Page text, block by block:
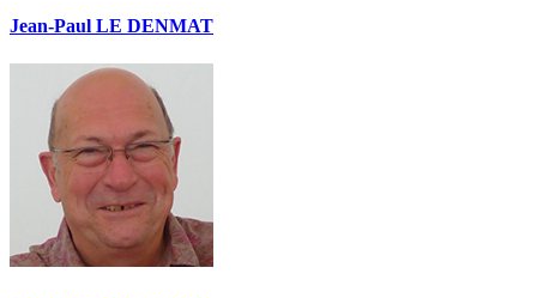
Jean-Paul LE DENMAT